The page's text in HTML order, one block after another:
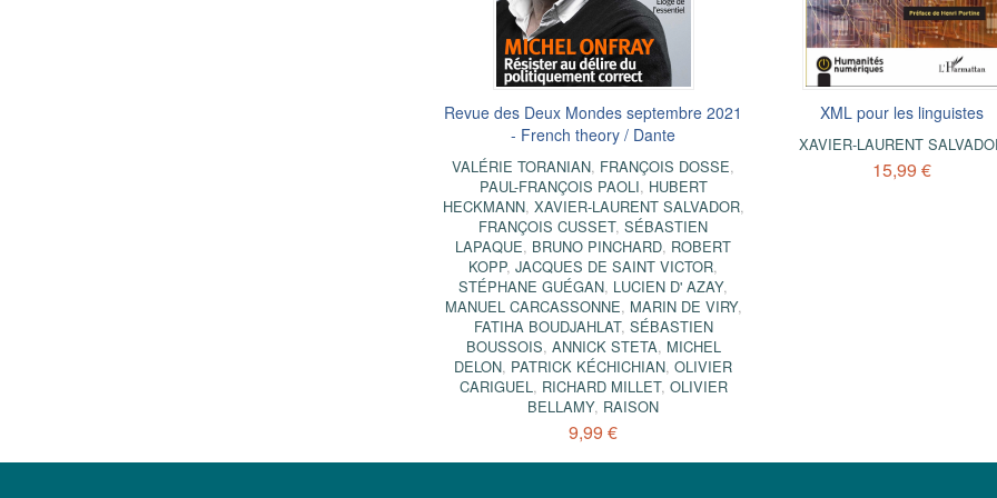
Revue des Deux Mondes septembre 2021
- French theory / Dante
VALÉRIE TORANIAN, FRANÇOIS DOSSE,
PAUL-FRANÇOIS PAOLI, HUBERT
HECKMANN, XAVIER-LAURENT SALVADOR,
FRANÇOIS CUSSET,SÉBASTIEN
LAPAQUE, BRUNO PINCHARD, ROBERT
KOPP,JACQUES DE SAINT VICTOR,
STÉPHANE GUÉGAN, LUCIEN D' AZAY,
MANUEL CARCASSONNE, MARIN DE VIRY,
FATIHA BOUDJAHLAT, SÉBASTIEN
BOUSSOIS, ANNICK STETA, MICHEL
DELON, PATRICK KÉCHICHIAN,OLIVIER
CARIGUEL , RICHARD MILLET, OLIVIER
BELLAMY, RAISON
9,99 €
XML pour les linguistes
XAVIER-LAURENT
15,99 €